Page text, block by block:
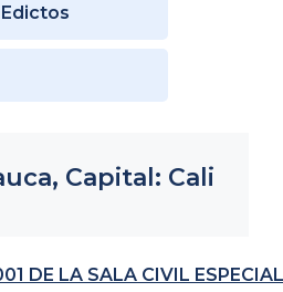
Capital: Cali
DE LA SALA CIVIL